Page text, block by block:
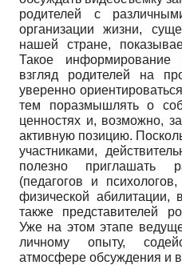
родителей с
организации жизни,
нашей стране,
Такое информирование
взгляд родителей на
уверенно
тем поразмышлять о
ценностях и, возможно,
активную позицию.
участниками,
полезно приглашать
(педагогов и
физической
также представителей
Уже на этом этапе
личному опыту,
атмосфере обсуждения и